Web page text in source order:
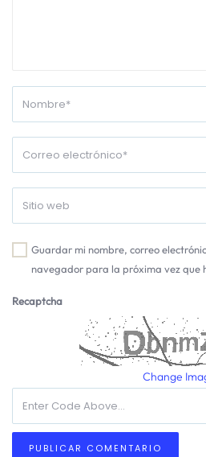
Guardar mi nombre, correo
navegador para la próxima vez que
Recaptcha
Change